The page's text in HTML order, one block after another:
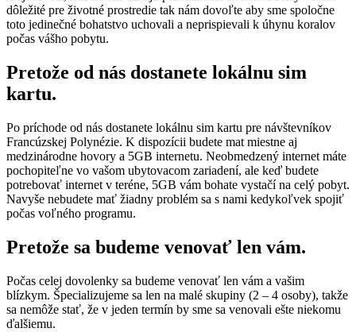
dôležité pre životné prostredie tak nám dovoľte aby sme spoločne
toto jedinečné bohatstvo uchovali a neprispievali k úhynu koralov
počas vášho pobytu.
Pretože od nás dostanete lokálnu sim
kartu.
Po príchode od nás dostanete lokálnu sim kartu pre návštevníkov
Francúzskej Polynézie. K dispozícii budete mat miestne aj
medzinárodne hovory a 5GB internetu. Neobmedzený internet máte
pochopiteľne vo vašom ubytovacom zariadení, ale keď budete
potrebovať internet v teréne, 5GB vám bohate vystačí na celý pobyt.
Navyše nebudete mať žiadny problém sa s nami kedykoľvek spojiť
počas voľného programu.
Pretože sa budeme venovať len vám.
Počas celej dovolenky sa budeme venovať len vám a vašim
blízkym. Špecializujeme sa len na malé skupiny (2 – 4 osoby), takže
sa nemôže stať, že v jeden termín by sme sa venovali ešte niekomu
ďalšiemu.